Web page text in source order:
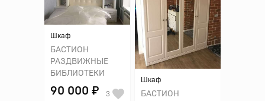
Шкаф
БАСТИОН
Шкаф
БАСТИОН
РАЗДВИЖНЫЕ
БИБЛИОТЕКИ
90 000 ₽ 3